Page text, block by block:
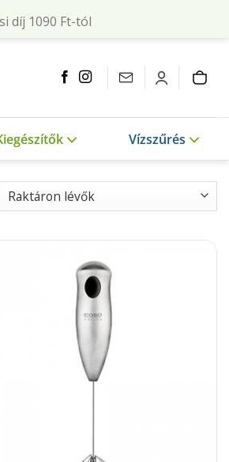
díj 1090 Ft-tól
Vízszűrés